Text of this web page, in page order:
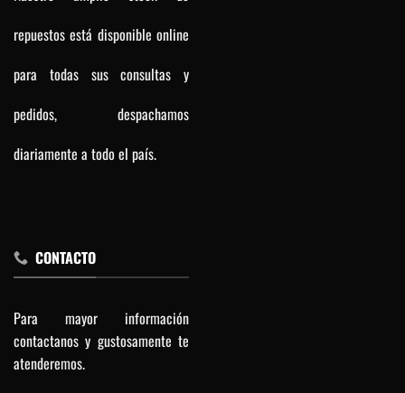
repuestos está disponible online
para todas sus consultas y
pedidos, despachamos
diariamente a todo el país.
CONTACTO
Para mayor información
contactanos y gustosamente te
atenderemos.